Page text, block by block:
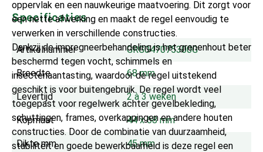
oppervlak en een nauwkeurige maatvoering. Dit zorgt voor
een nette afwerking en maakt de regel eenvoudig te
verwerken in verschillende constructies.
Dankzij de impregneerbehandeling is het grenenhout beter
beschermd tegen vocht, schimmels en
insectenaantasting, waardoor de regel uitstekend
geschikt is voor buitengebruik. De regel wordt veel
toegepast voor regelwerk achter gevelbekleding,
schuttingen, frames, overkappingen en andere houten
constructies. Door de combinatie van duurzaamheid,
stabiliteit en goede bewerkbaarheid is deze regel een
Specificaties
Artikelnummer GRG047075300G
Breedte 68 mm
Levertijd 2 à 3 weken
Kopmaat 44 x 68 mm
Dikte mm 45 mm